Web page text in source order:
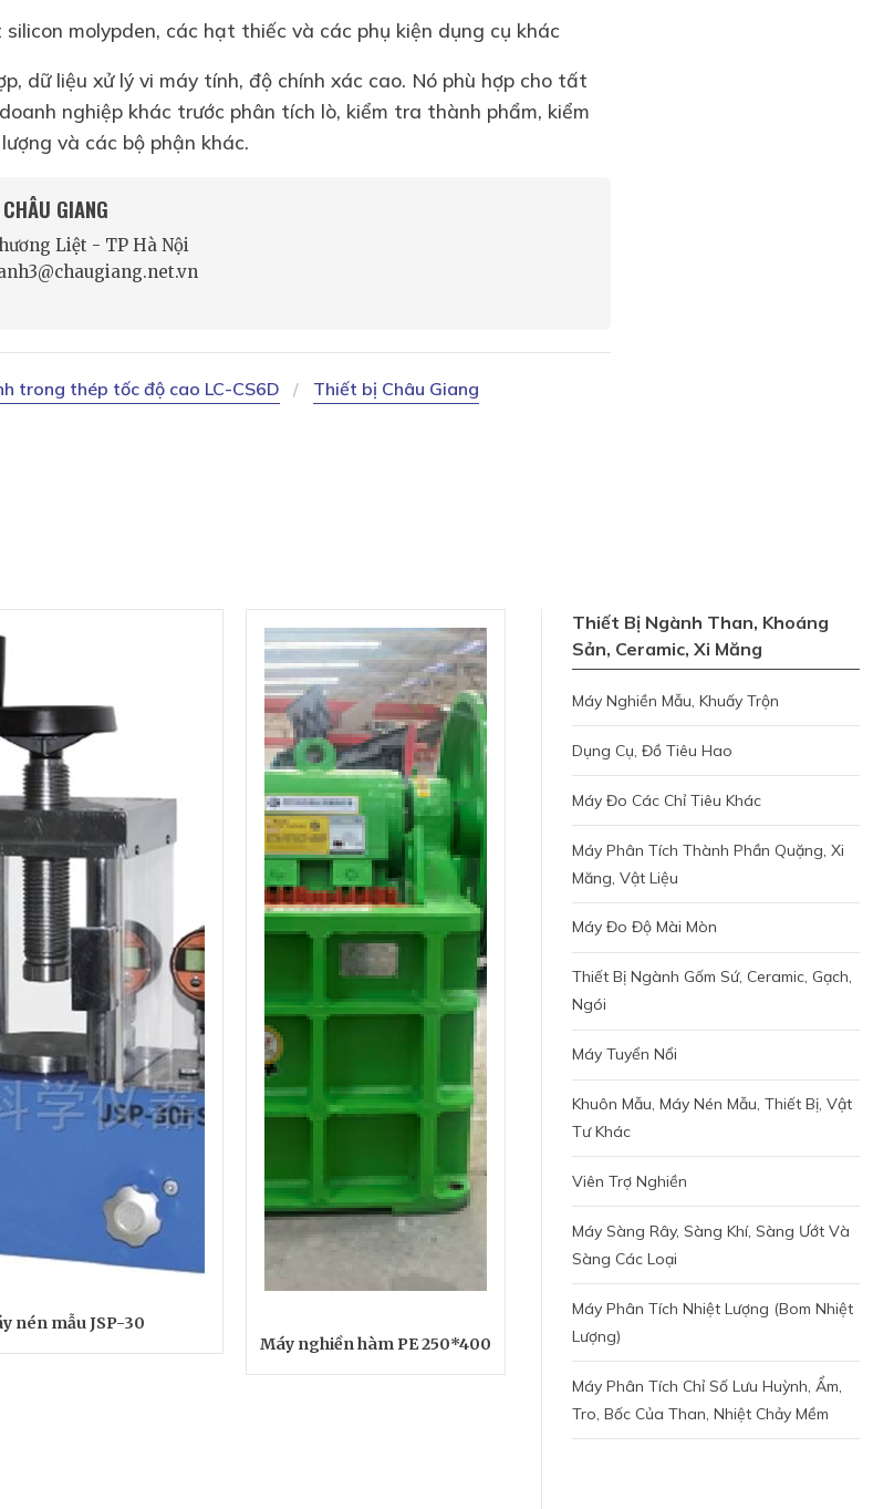
molypden, các hạt thiếc và các phụ kiện dụng cụ khác
dữ liệu xử lý vi máy tính, độ chính xác cao. Nó phù hợp cho tất
nghiệp khác trước phân tích lò, kiểm tra thành phẩm, kiểm
và các bộ phận khác.
GIANG
Liệt - TP Hà Nội
trong thép tốc độ cao LC-CS6D Thiết bị Châu Giang
nén mẫu JSP-30
Máy nghiền hàm PE 250*400
Thiết Bị Ngành Than, Khoáng
Sản, Ceramic, Xi Măng
Máy Nghiền Mẫu, Khuấy Trộn
Dụng Cụ, Đồ Tiêu Hao
Máy Đo Các Chỉ Tiêu Khác
Máy Phân Tích Thành Phần Quặng, Xi
Măng, Vật Liệu
Máy Đo Độ Mài Mòn
Thiết Bị Ngành Gốm Sứ, Ceramic, Gạch,
Ngói
Máy Tuyển Nổi
Khuôn Mẫu, Máy Nén Mẫu, Thiết Bị, Vật
Tư Khác
Viên Trợ Nghiền
Máy Sàng Rây, Sàng Khí, Sàng Ướt Và
Sàng Các Loại
Máy Phân Tích Nhiệt Lượng (bom Nhiệt
Lượng)
Máy Phân Tích Chỉ Số Lưu Huỳnh, Ẩm,
Tro, Bốc Của Than, Nhiệt Chảy Mềm